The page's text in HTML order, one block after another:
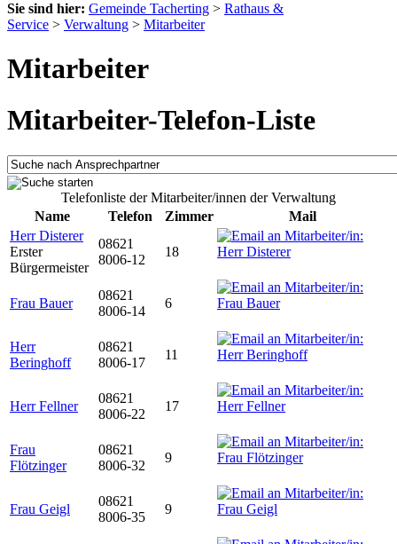
Sie sind hier: Gemeinde Tacherting > Rathaus &
Service > Verwaltung > Mitarbeiter
Mitarbeiter
Mitarbeiter-Telefon-Liste
Telefonliste der Mitarbeiter/innen der Verwaltung
Name
Telefon Zimmer
Mail
Herr Disterer
Erster
Bürgermeister
08621
8006-12
18
Frau Bauer
08621
8006-14
6
Herr
Beringhoff
08621
8006-17
11
Herr Fellner
08621
8006-22
17
Frau
Flötzinger
08621
8006-32
9
Frau Geigl
08621
8006-35
9